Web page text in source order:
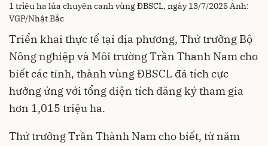
1 triệu ha lúa chuyên canh vùng ĐBSCL, ngày 13/7/2025 Ảnh:
VGP/Nhật Bắc
Triển khai thực tế tại địa phương, Thứ trưởng Bộ
Nông nghiệp và Môi trường Trần Thanh Nam cho
biết các tỉnh, thành vùng ĐBSCL đã tích cực
hưởng ứng với tổng diện tích đăng ký tham gia
hơn 1,015 triệu ha.
Thứ trưởng Trần Thành Nam cho biết, từ năm